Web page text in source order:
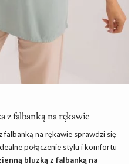
z falbanką na rękawie
falbanką na rękawie sprawdzi się
połączenie stylu i komfortu
bluzką z falbanką na